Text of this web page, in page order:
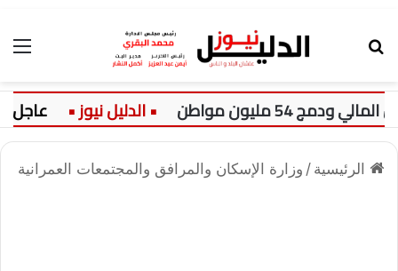
عاجل:
الرئيسية / وزارة الإسكان والمرافق والمجتمعات العمرانية